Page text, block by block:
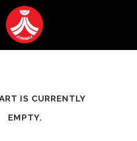
IS CURRENTLY
EMPTY.